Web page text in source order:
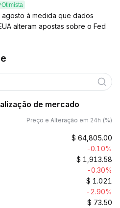
Otimista
à medida que dados
alteram apostas sobre o Fed
de mercado
Preço e Alteração em 24h (%)
$ 64,805.00
-0.10%
$ 1,913.58
-0.30%
$ 1.021
-2.90%
$ 73.50